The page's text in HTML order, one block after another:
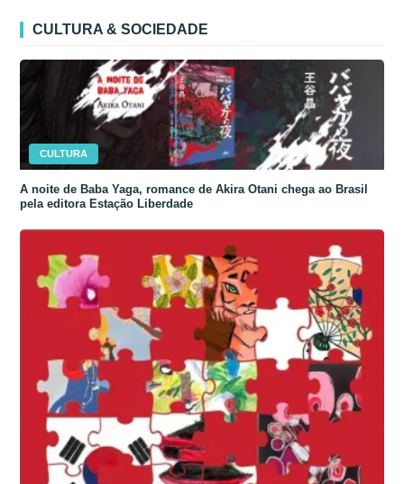
CULTURA & SOCIEDADE
CULTURA
A noite de Baba Yaga, romance de Akira Otani chega ao Brasil
pela editora Estação Liberdade